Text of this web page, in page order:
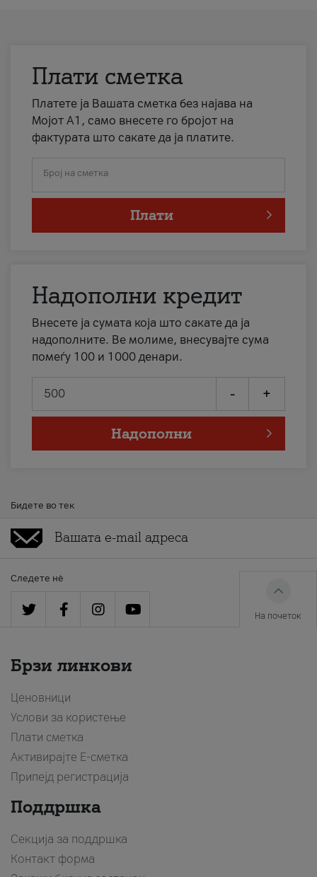
Плати сметка
Платете ја Вашата сметка без најава на
Мојот А1, само внесете го бројот на
фактурата што сакате да ја платите.
Број на сметка
Плати
Надополни кредит
Внесете ја сумата која што сакате да ја
надополните. Ве молиме, внесувајте сума
помеѓу 100 и 1000 денари.
- +
Надополни
Бидете во тек
Следете нè
На почеток
Брзи линкови
Ценовници
Услови за користење
Плати сметка
Активирајте Е-сметка
Припејд регистрација
Поддршка
Секција за поддршка
Контакт форма